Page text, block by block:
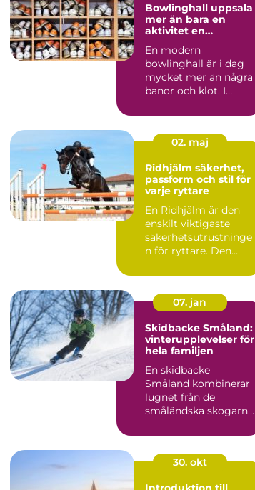
Bowlinghall uppsala
mer än bara en
aktivitet en
En modern
bowlinghall är i dag
mycket mer än några
banor och klot. I
utvecklats ...
02. maj
Ridhjälm säkerhet,
passform och stil för
varje ryttare
En Ridhjälm är den
enskilt viktigaste
säkerhetsutrustninge
n för ryttare. Den
fal...
07. jan
Skidbacke Småland:
vinterupplevelser för
hela familjen
En skidbacke
Småland kombinerar
lugnet från de
småländska skogarna
30. okt